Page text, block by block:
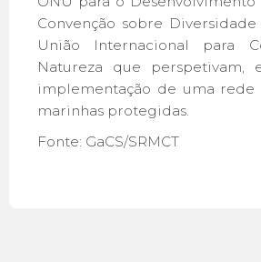
Convenção sobre
União Internacional para
Natureza que perspetivam,
implementação de uma rede
marinhas protegidas.
Fonte: GaCS/SRMCT